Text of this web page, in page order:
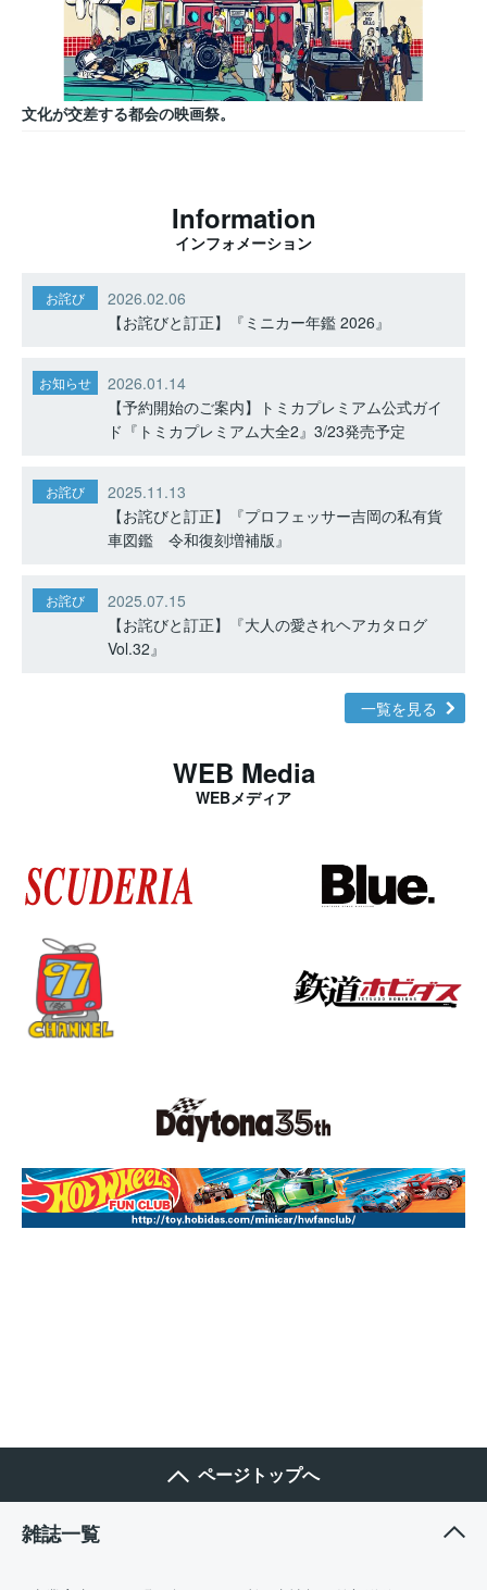
文化が交差する都会の映画祭。
Information
インフォメーション
お詫び
2026.02.06
【お詫びと訂正】『ミニカー年鑑 2026』
お知らせ
2026.01.14
【予約開始のご案内】トミカプレミアム公式ガイ
ド『トミカプレミアム大全2』3/23発売予定
お詫び
2025.11.13
【お詫びと訂正】『プロフェッサー吉岡の私有貨
車図鑑 令和復刻増補版』
お詫び
2025.07.15
【お詫びと訂正】『大人の愛されヘアカタログ
Vol.32』
一覧を見る
WEB Media
WEBメディア
ページトップへ
雑誌一覧